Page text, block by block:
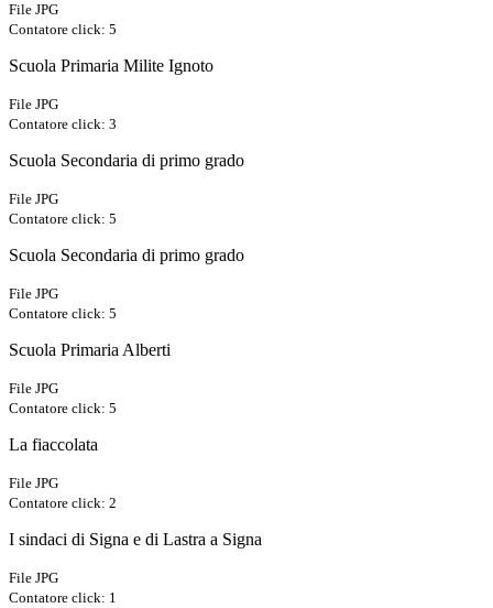
File JPG
Contatore click: 5
Scuola Primaria Milite Ignoto
File JPG
Contatore click: 3
Scuola Secondaria di primo grado
File JPG
Contatore click: 5
Scuola Secondaria di primo grado
File JPG
Contatore click: 5
Scuola Primaria Alberti
File JPG
Contatore click: 5
La fiaccolata
File JPG
Contatore click: 2
I sindaci di Signa e di Lastra a Signa
File JPG
Contatore click: 1